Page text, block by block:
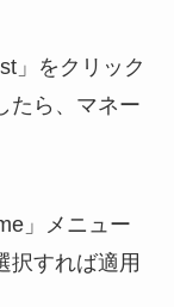
」をクリック
たら、マネー
」メニュー
択すれば適用